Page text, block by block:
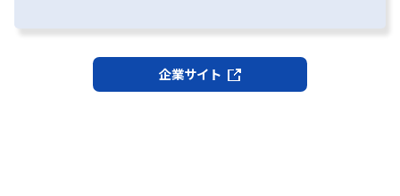
企業サイト